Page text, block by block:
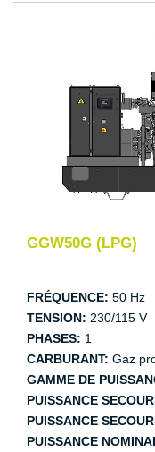
GGW50G (LPG)
FRÉQUENCE: 50 Hz
TENSION: 230/115 V
PHASES: 1
CARBURANT: Gaz
GAMME DE
PUISSANCE
PUISSANCE
PUISSANCE